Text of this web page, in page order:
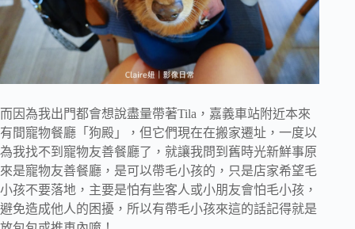
而因為我出門都會想說盡量帶著Tila，嘉義車站附近本來
有間寵物餐廳「狗殿」，但它們現在在搬家遷址，一度以
為我找不到寵物友善餐廳了，就讓我問到舊時光新鮮事原
來是寵物友善餐廳，是可以帶毛小孩的，只是店家希望毛
小孩不要落地，主要是怕有些客人或小朋友會怕毛小孩，
避免造成他人的困擾，所以有帶毛小孩來這的話記得就是